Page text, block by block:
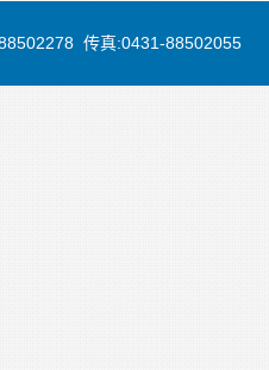
传真:0431-88502055